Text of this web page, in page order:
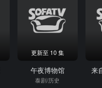
更新至 10 集
午夜博物馆
泰剧/历史
来